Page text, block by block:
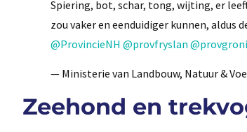
Spiering, bot, schar, tong, wijting, er
zou vaker en eenduidiger kunnen, aldus
@ProvincieNH @provfryslan
— Ministerie van Landbouw, Natuur &
Zeehond en